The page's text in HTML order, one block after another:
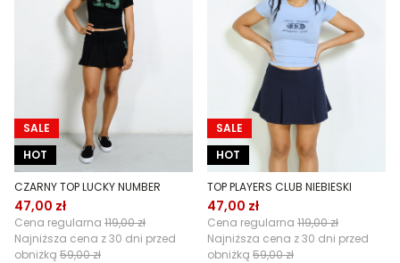
SALE
HOT
CZARNY TOP LUCKY NUMBER
47,00 zł
Cena regularna 119,00 zł
Najniższa cena z 30 dni przed
obniżką 59,00 zł
SALE
HOT
TOP PLAYERS CLUB NIEBIESKI
47,00 zł
Cena regularna 119,00 zł
Najniższa cena z 30 dni przed
obniżką 59,00 zł